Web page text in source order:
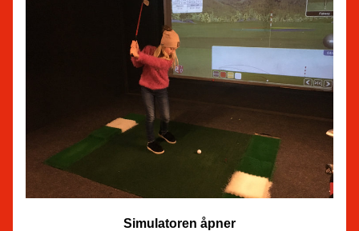
Simulatoren åpner